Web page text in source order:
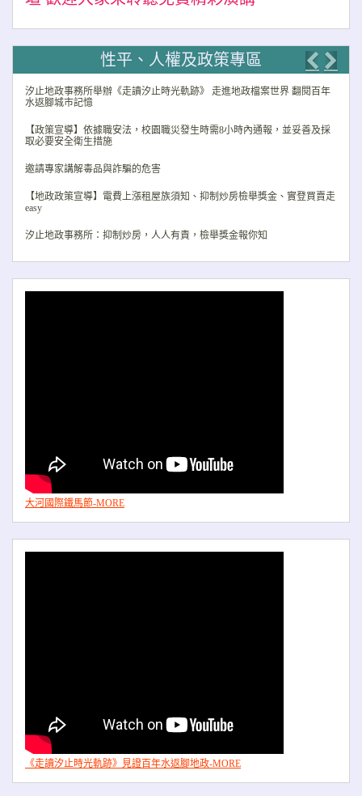
性平、人權及政策專區
汐止地政事務所舉辦《走讀汐止時光軌跡》 走進地政檔案世界 翻閱百年
水返腳城市記憶
【政策宣導】依據職安法，校園職災發生時需8小時內通報，並妥善及採
取必要安全衛生措施
邀請專家講解毒品與詐騙的危害
【地政政策宣導】電費上漲租屋族須知、抑制炒房檢舉獎金、實登買賣走
easy
汐止地政事務所：抑制炒房，人人有責，檢舉獎金報你知
大河國際鐵馬節-MORE
《走讀汐止時光軌跡》見證百年水返腳地政-MORE